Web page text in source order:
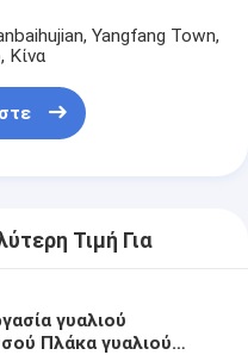
Yangfang Town,
Κίνα
Τιμή Για
γυαλιού
Πλάκα γυαλιού